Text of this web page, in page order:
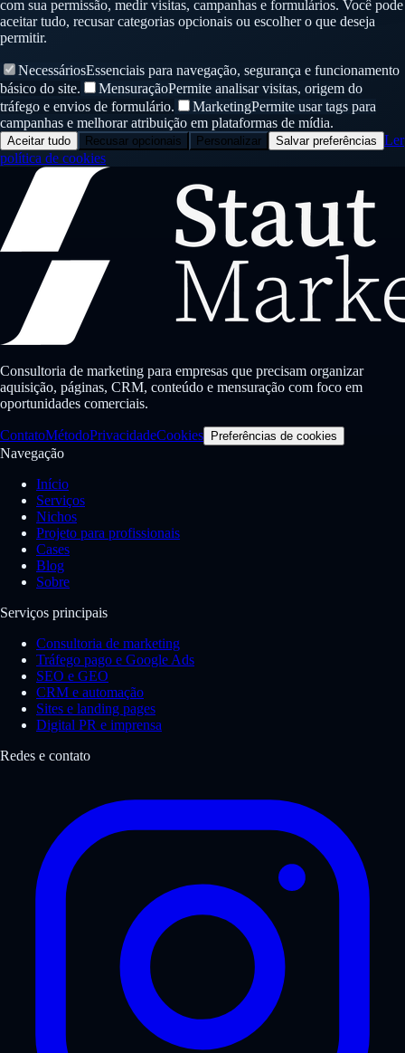
com sua permissão, medir visitas, campanhas e formulários. Você pode
aceitar tudo, recusar categorias opcionais ou escolher o que deseja
permitir.
NecessáriosEssenciais para navegação, segurança e funcionamento
básico do site.
MensuraçãoPermite analisar visitas, origem do
tráfego e envios de formulário.
MarketingPermite usar tags para
campanhas e melhorar atribuição em plataformas de mídia.
Aceitar tudo Recusar opcionais Personalizar Salvar preferências Ler
política de cookies
Consultoria de marketing para empresas que precisam organizar
aquisição, páginas, CRM, conteúdo e mensuração com foco em
oportunidades comerciais.
ContatoMétodoPrivacidadeCookies Preferências de cookies
Navegação
Início
Serviços
Nichos
Projeto para profissionais
Cases
Blog
Sobre
Serviços principais
Consultoria de marketing
Tráfego pago e Google Ads
SEO e GEO
CRM e automação
Sites e landing pages
Digital PR e imprensa
Redes e contato